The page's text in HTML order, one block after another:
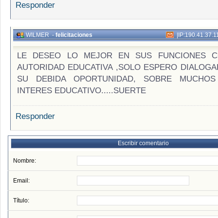
Responder
WILMER-felicitaciones |
LE DESEO LO MEJOR EN SUS FUNCIONES
AUTORIDAD EDUCATIVA ,SOLO ESPERO
SU DEBIDA OPORTUNIDAD, SOBRE
INTERES EDUCATIVO.....SUERTE
Responder
Escribir comentario
Nombre:
Email:
Título: